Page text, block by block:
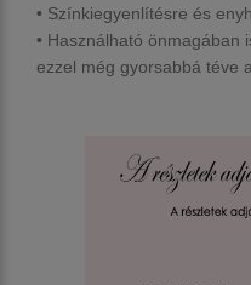
• Színkiegyenlítésre és
• Használható önmagában
ezzel még gyorsabbá téve